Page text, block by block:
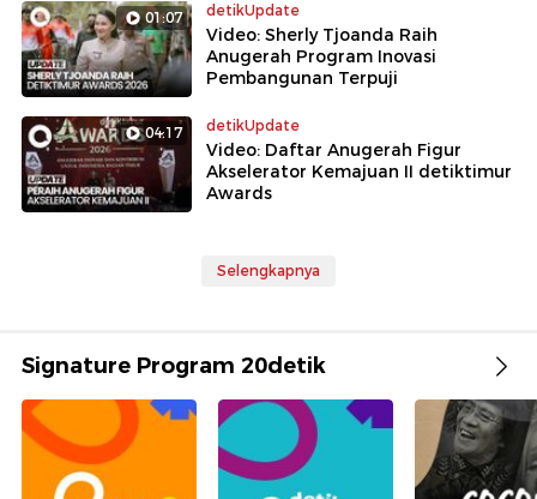
01:07 detikUpdate
Video: Sherly Tjoanda Raih
Anugerah Program Inovasi
Pembangunan Terpuji
04:17 detikUpdate
Video: Daftar Anugerah Figur
Akselerator Kemajuan II detiktimur
Awards
Selengkapnya
Signature Program 20detik